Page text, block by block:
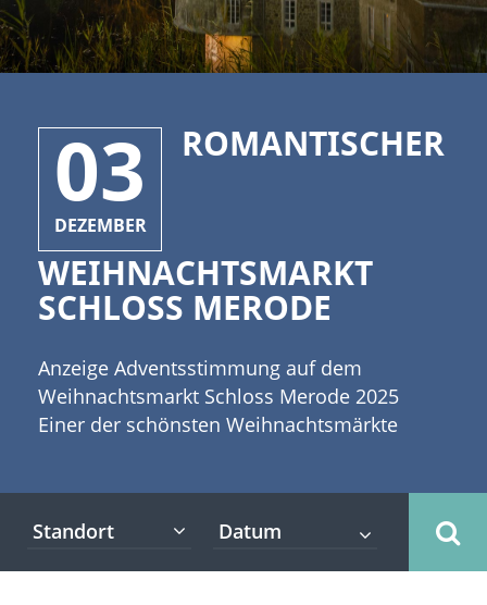
03
DEZEMBER
ROMANTISCHER
WEIHNACHTSMARKT
SCHLOSS MERODE
Anzeige Adventsstimmung auf dem
Weihnachtsmarkt Schloss Merode 2025
Einer der schönsten Weihnachtsmärkte
schwimmt dann beginnt offensichtlich der
Weihnachtsmarkt auf dem Schloss. [caption
Standort